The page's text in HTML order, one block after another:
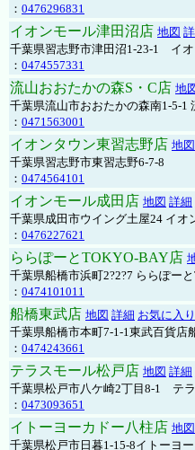
： 0476296831
イオンモール津田沼店 地図
千葉県習志野市津田沼1-23-1 イ
： 0474557331
流山おおたかの森S・C店 地
千葉県流山市おおたかの森南1-5-1
： 0471563001
イオンタウン東習志野店 地図
千葉県習志野市東習志野6-7-8
： 0474564101
イオンモール成田店 地図 詳細
千葉県成田市ウイング土屋24 イオ
： 0476227621
ららぽーとTOKYO-BAY店
千葉県船橋市浜町2?2?7 ららぽー
： 0474101011
船橋東武店 地図 詳細 お気に入
千葉県船橋市本町7-1-1東武百貨店
： 0474243661
テラスモール松戸店 地図 詳細
千葉県松戸市八ケ崎2丁目8-1 テ
： 0473093651
イトーヨーカドー八柱店 地図
千葉県松戸市日暮1-15-8イトーヨ